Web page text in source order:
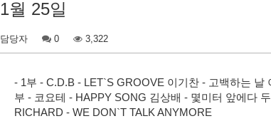
1월 25일
담당자 0 3,322
- 1부 - C.D.B - LET`S GROOVE 이기찬 - 고백하는
부 - 코요테 - HAPPY SONG 김상배 - 몇미터 앞에다
RICHARD - WE DON`T TALK ANYMORE